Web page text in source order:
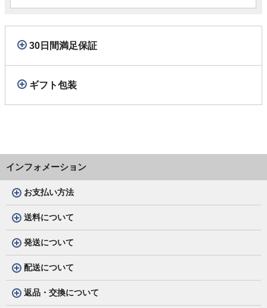
30日間満足保証
ギフト包装
インフォメーション
お支払い方法
送料について
発送について
配送について
返品・交換について